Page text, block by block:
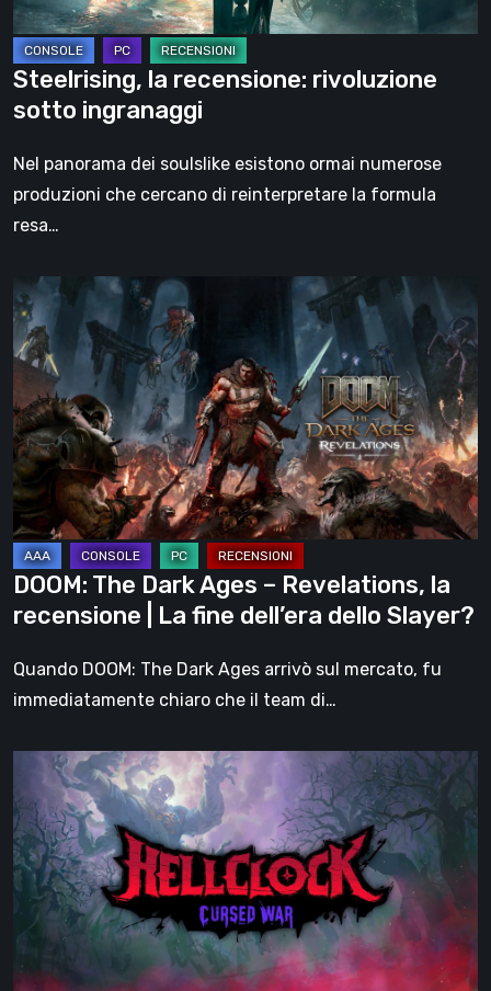
Steelrising, la recensione: rivoluzione
sotto ingranaggi
Nel panorama dei soulslike esistono ormai numerose
produzioni che cercano di reinterpretare la formula
resa…
DOOM:
The
Dark
Ages
–
Revelations,
la
recensione
|
La
fine
dell’era
dello
Slayer?
DOOM: The Dark Ages – Revelations, la
recensione | La fine dell’era dello Slayer?
Quando DOOM: The Dark Ages arrivò sul mercato, fu
immediatamente chiaro che il team di…
Clock:
Cursed
War
–
recensione:
di